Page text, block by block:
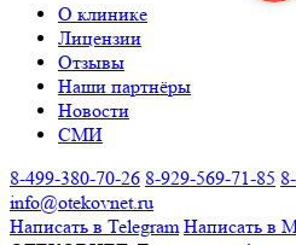
О клинике
Лицензии
Отзывы
Наши партнёры
Новости
СМИ
8-499-380-70-26 8-929-569-71-85
info@otekovnet.ru
Написать в Telegram Написать в